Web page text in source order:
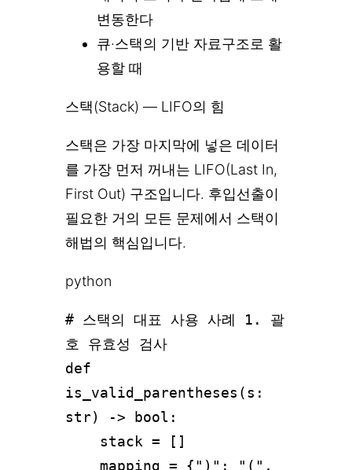
변동한다
큐·스택의 기반 자료구조로 활
용할 때
스택(Stack) — LIFO의 힘
스택은 가장 마지막에 넣은 데이터
를 가장 먼저 꺼내는 LIFO(Last In,
First Out) 구조입니다. 후입선출이
필요한 거의 모든 문제에서 스택이
해법의 핵심입니다.
python
# 스택의 대표 사용 사례 1. 괄
호 유효성 검사
def
is_valid_parentheses(s:
str) -> bool: